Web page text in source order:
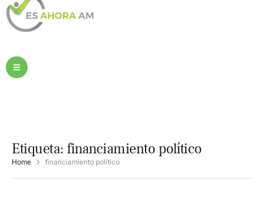
Etiqueta: financiamiento político
Home financiamiento político